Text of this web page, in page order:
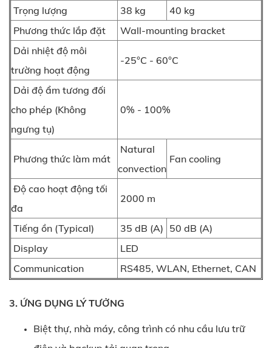
Trọng lượng
38 kg
40 kg
Phương thức lắp đặt
Wall-mounting bracket
Dải nhiệt độ môi
trường hoạt động
-25°C - 60°C
Dải độ ẩm tương đối
cho phép (Không
ngưng tụ)
0% - 100%
Phương thức làm mát
Natural
convection
Fan cooling
Độ cao hoạt động tối
đa
2000 m
Tiếng ồn (Typical) 35 dB (A) 50 dB (A)
Display
LED
Communication
RS485, WLAN, Ethernet, CAN
3. ỨNG DỤNG LÝ TƯỞNG
Biệt thự, nhà máy, công trình có nhu cầu lưu trữ